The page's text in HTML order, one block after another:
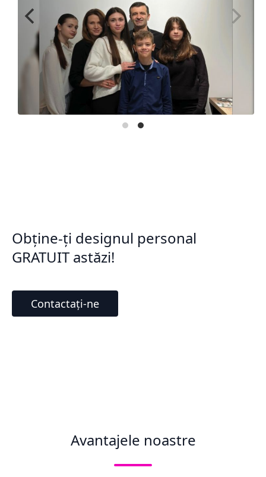
Obține-ți designul personal
GRATUIT astăzi!
Contactați-ne
Avantajele noastre